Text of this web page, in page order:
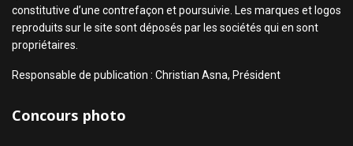
constitutive d’une contrefaçon et poursuivie. Les marques et logos
reproduits sur le site sont déposés par les sociétés qui en sont
propriétaires.
Responsable de publication : Christian Asna, Président
Concours photo